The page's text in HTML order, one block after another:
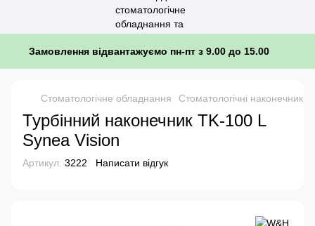
Замовлення відвантажуємо пн-пт з 9.00 до 15.00
Стоматологічне обладнання Стоматологічні наконечники
Турбінний наконечник TK-100 L
Synea Vision
Артикул: 3222 Написати відгук